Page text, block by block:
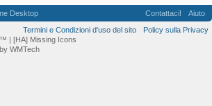
Desktop Contattaci!
Aiuto
Termini e Condizioni d'uso del sito
Policy sulla Privacy
| [HA] Missing Icons
WMTech